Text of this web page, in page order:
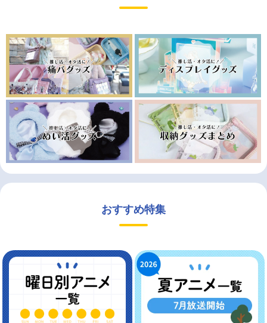
おすすめ特集